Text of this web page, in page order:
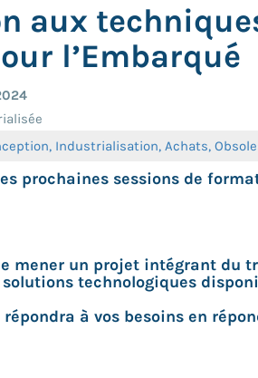
aux
l’Embarqué
Industrialisation, Achats,
prochaines sessions de
mener un projet intégrant du
technologiques
à vos besoins en